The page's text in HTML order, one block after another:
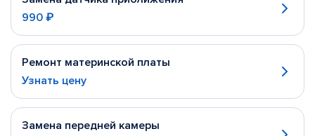
990 ₽
Ремонт материнской платы
Узнать цену
Замена передней камеры